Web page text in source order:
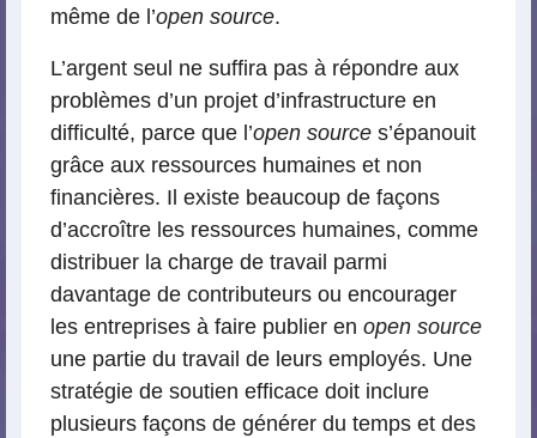
même de l’open source.
L’argent seul ne suffira pas à répondre aux
problèmes d’un projet d’infrastructure en
difficulté, parce que l’open source s’épanouit
grâce aux ressources humaines et non
financières. Il existe beaucoup de façons
d’accroître les ressources humaines, comme
distribuer la charge de travail parmi
davantage de contributeurs ou encourager
les entreprises à faire publier en open source
une partie du travail de leurs employés. Une
stratégie de soutien efficace doit inclure
plusieurs façons de générer du temps et des